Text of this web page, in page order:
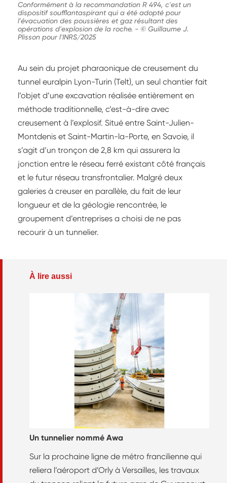
Conformément à la recommandation R 494, c'est un
dispositif soufflantaspirant qui a été adopté pour
l'évacuation des poussières et gaz résultant des
opérations d'explosion de la roche. - © Guillaume J.
Plisson pour l'INRS/2025
Au sein du projet pharaonique de creusement du
tunnel euralpin Lyon-Turin (Telt), un seul chantier fait
l’objet d’une excavation réalisée entièrement en
méthode traditionnelle, c’est-à-dire avec
creusement à l’explosif. Situé entre Saint-Julien-
Montdenis et Saint-Martin-la-Porte, en Savoie, il
s’agit d’un tronçon de 2,8 km qui assurera la
jonction entre le réseau ferré existant côté français
et le futur réseau transfrontalier. Malgré deux
galeries à creuser en parallèle, du fait de leur
longueur et de la géologie rencontrée, le
groupement d’entreprises a choisi de ne pas
recourir à un tunnelier.
À lire aussi
Un tunnelier nommé Awa
Sur la prochaine ligne de métro francilienne qui
reliera l’aéroport d’Orly à Versailles, les travaux